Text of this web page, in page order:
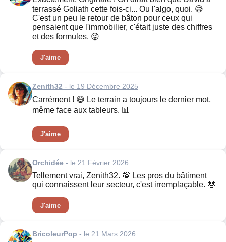
terrassé Goliath cette fois-ci... Ou l'algo, quoi. 😅
C'est un peu le retour de bâton pour ceux qui
pensaient que l'immobilier, c'était juste des chiffres
et des formules. 😜
J'aime
Zenith32 - le 19 Décembre 2025
Carrément ! 😅 Le terrain a toujours le dernier mot,
même face aux tableurs. 📊
J'aime
Orchidée - le 21 Février 2026
Tellement vrai, Zenith32. 💯 Les pros du bâtiment
qui connaissent leur secteur, c'est irremplaçable. 🤓
J'aime
BricoleurPop - le 21 Mars 2026